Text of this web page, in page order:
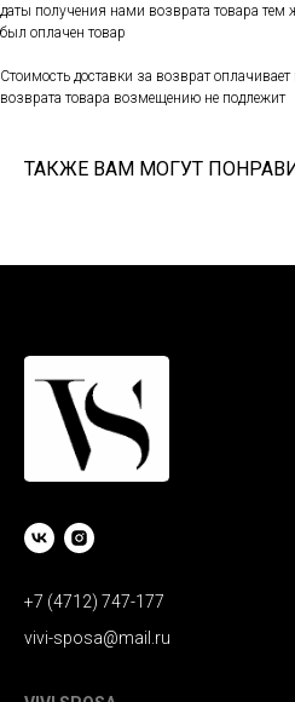
даты получения нами возврата товара
был оплачен товар
Стоимость доставки за возврат
возврата товара возмещению не подлежит
ТАКЖЕ ВАМ МОГУТ
+7 (4712) 747-177
vivi-sposa@mail.ru